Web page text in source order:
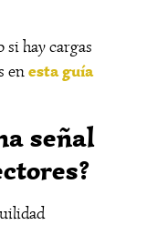
si hay cargas
enesta guía
señal